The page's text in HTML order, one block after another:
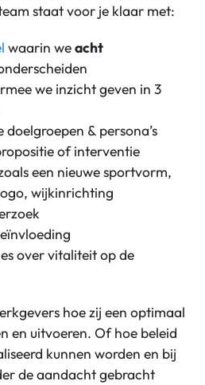
staat voor je klaar met:
waarin weacht
we inzicht geven in 3
& persona’s
of interventie
een nieuwe sportvorm,
wijkinrichting
over vitaliteit op de
hoe zij een optimaal
en uitvoeren. Of hoe beleid
kunnen worden en bij
de aandacht gebracht